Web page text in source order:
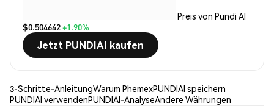
Preis von Pundi AI
$0.504642+1.90%
Jetzt PUNDIAI kaufen
3-Schritte-AnleitungWarum PhemexPUNDIAI speichern
PUNDIAI verwendenPUNDIAI-AnalyseAndere Währungen